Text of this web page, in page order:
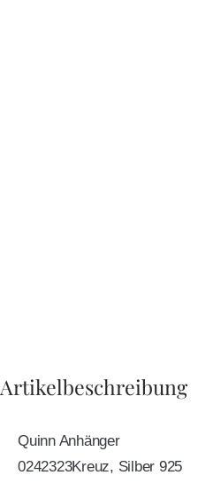
Artikelbeschreibung
Quinn Anhänger
0242323Kreuz, Silber 925